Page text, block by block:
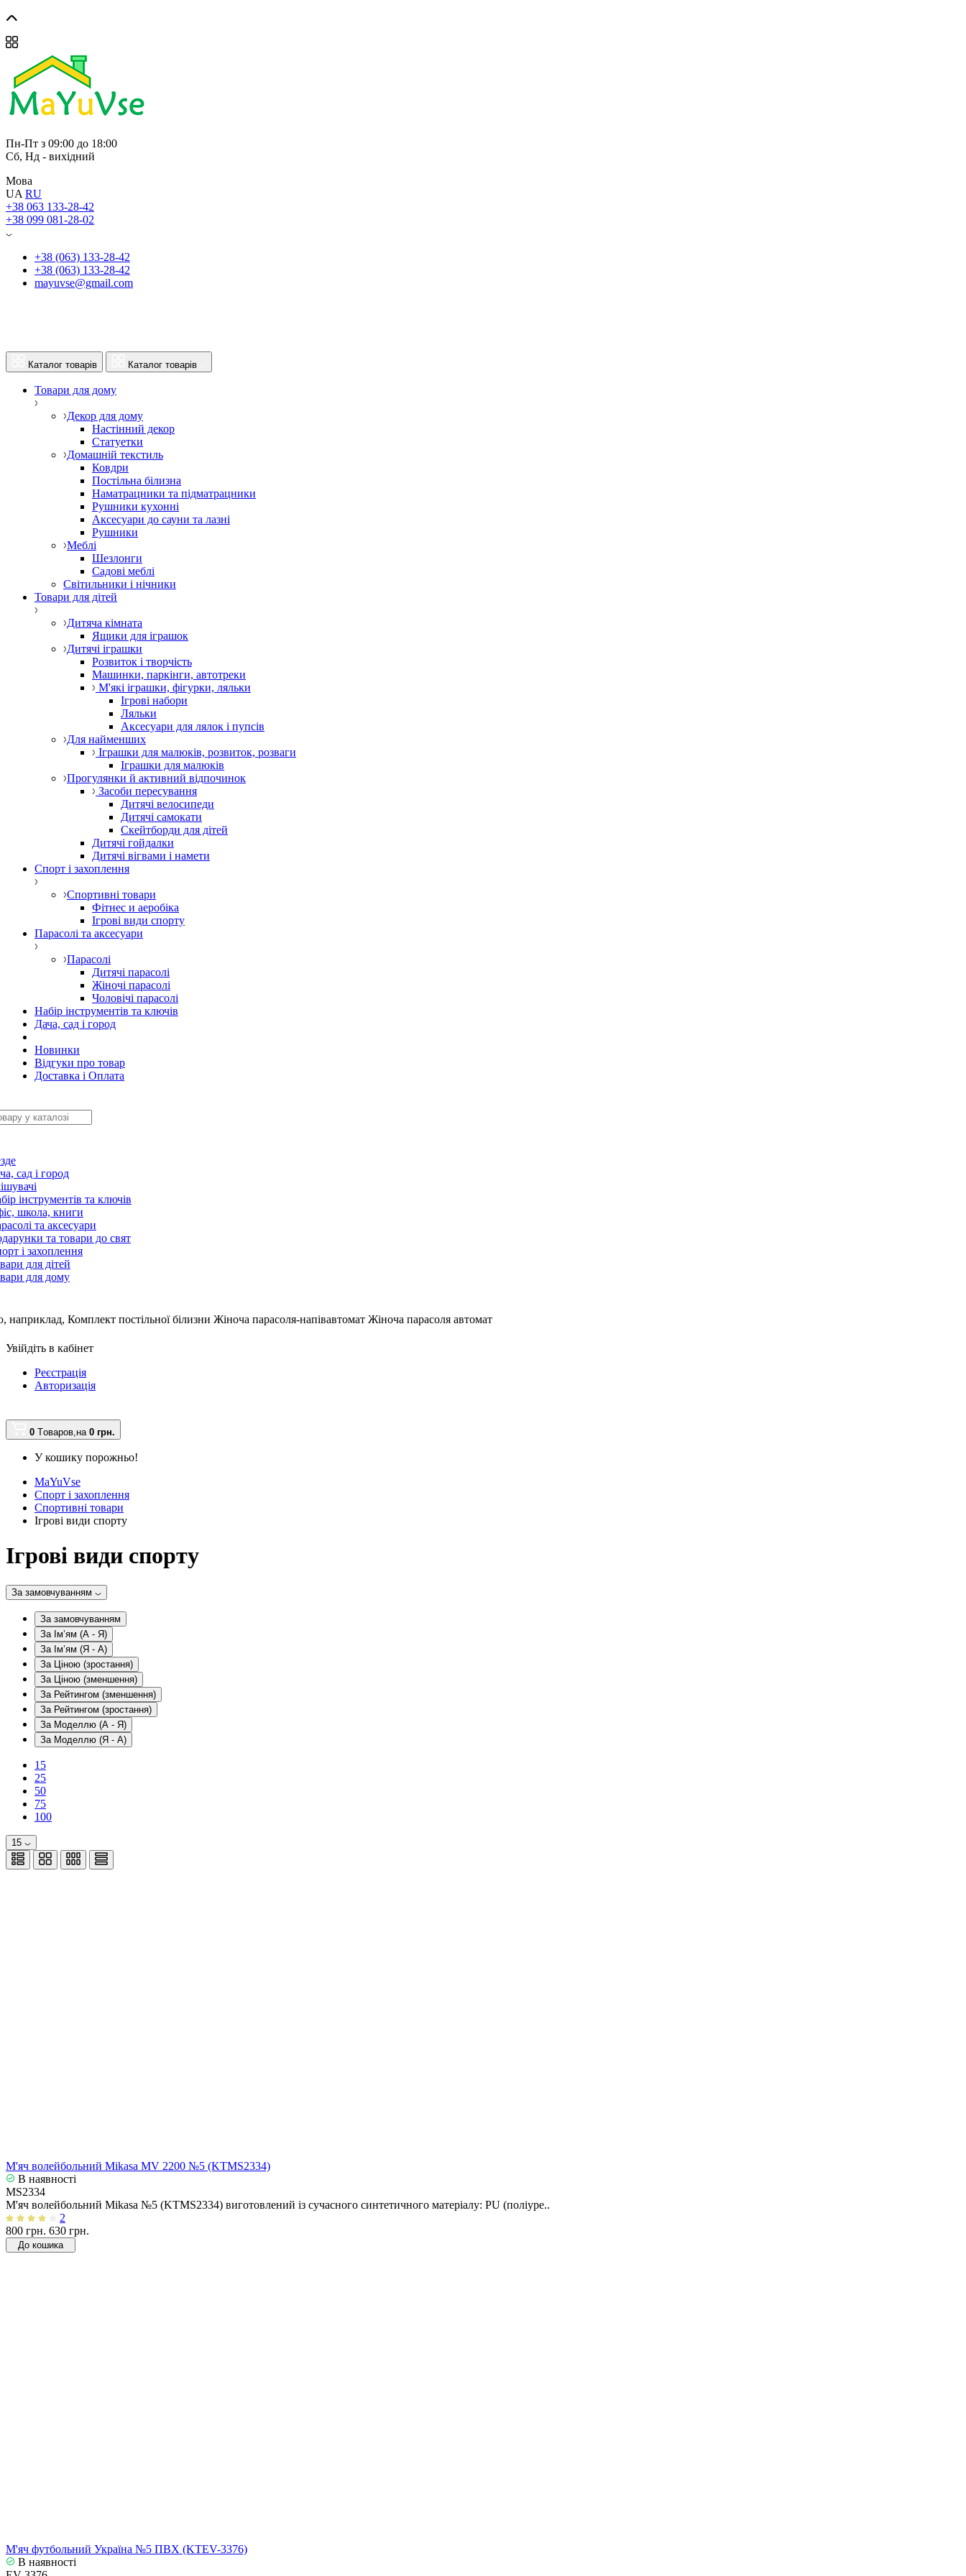
Пн-Пт з 09:00 до 18:00
Сб, Нд - вихідний
Мова
UA RU
+38 063 133-28-42
+38 099 081-28-02
+38 (063) 133-28-42
+38 (063) 133-28-42
mayuvse@gmail.com
Каталог товарів Каталог товарів
Товари для дому
Декор для дому
Настінний декор
Статуетки
Домашній текстиль
Ковдри
Постільна білизна
Наматрацники та підматрацники
Рушники кухонні
Аксесуари до сауни та лазні
Рушники
Меблі
Шезлонги
Садові меблі
Світильники і нічники
Товари для дітей
Дитяча кімната
Ящики для іграшок
Дитячі іграшки
Розвиток і творчість
Машинки, паркінги, автотреки
М'які іграшки, фігурки, ляльки
Ігрові набори
Ляльки
Аксесуари для лялок і пупсів
Для найменших
Іграшки для малюків, розвиток, розваги
Іграшки для малюків
Прогулянки й активний відпочинок
Засоби пересування
Дитячі велосипеди
Дитячі самокати
Скейтборди для дітей
Дитячі гойдалки
Дитячі вігвами і намети
Спорт і захоплення
Спортивні товари
Фітнес и аеробіка
Ігрові види спорту
Парасолі та аксесуари
Парасолі
Дитячі парасолі
Жіночі парасолі
Чоловічі парасолі
Набір інструментів та ключів
Дача, сад і город
Новинки
Відгуки про товар
Доставка і Оплата
сад і город
інструментів та ключів
школа, книги
та аксесуари
та товари до свят
і захоплення
для дітей
для дому
наприклад, Комплект постільної білизни Жіноча парасоля-напівавтомат Жіноча парасоля автомат
Увійдіть в кабінет
Реєстрація
Авторизація
0 Tоваров,на 0 грн.
У кошику порожньо!
MaYuVse
Спорт і захоплення
Спортивні товари
Ігрові види спорту
Ігрові види спорту
За замовчуванням
За замовчуванням
За Ім’ям (A - Я)
За Ім’ям (Я - A)
За Ціною (зростання)
За Ціною (зменшення)
За Рейтингом (зменшення)
За Рейтингом (зростання)
За Моделлю (A - Я)
За Моделлю (Я - A)
15
25
50
75
100
15
М'яч волейбольний Mikasa MV 2200 №5 (KTMS2334)
В наявності
MS2334
М'яч волейбольний Mikasa №5 (KTMS2334) виготовлений із сучасного синтетичного матеріалу: PU (поліуре..
2
800 грн. 630 грн.
До кошика
Перегляд
М'яч футбольний Україна №5 ПВХ (KTEV-3376)
В наявності
Перегляд
Перегляд
Перегляд
Перегляд
Перегляд
Перегляд
Перегляд
Перегляд
Перегляд
Перегляд
Перегляд
Перегляд
Перегляд
Перегляд